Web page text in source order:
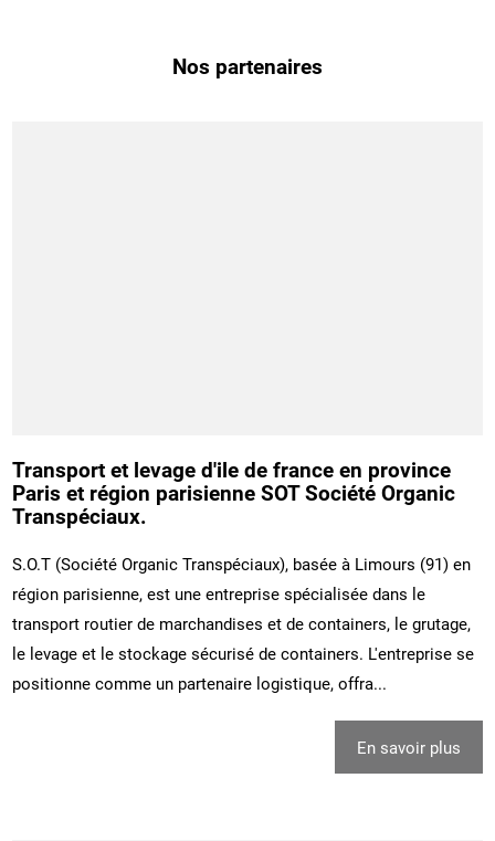
Nos partenaires
Transport et levage d'ile de france en province
Paris et région parisienne SOT Société Organic
Transpéciaux.
S.O.T (Société Organic Transpéciaux), basée à Limours (91) en
région parisienne, est une entreprise spécialisée dans le
transport routier de marchandises et de containers, le grutage,
le levage et le stockage sécurisé de containers. L'entreprise se
positionne comme un partenaire logistique, offra...
En savoir plus